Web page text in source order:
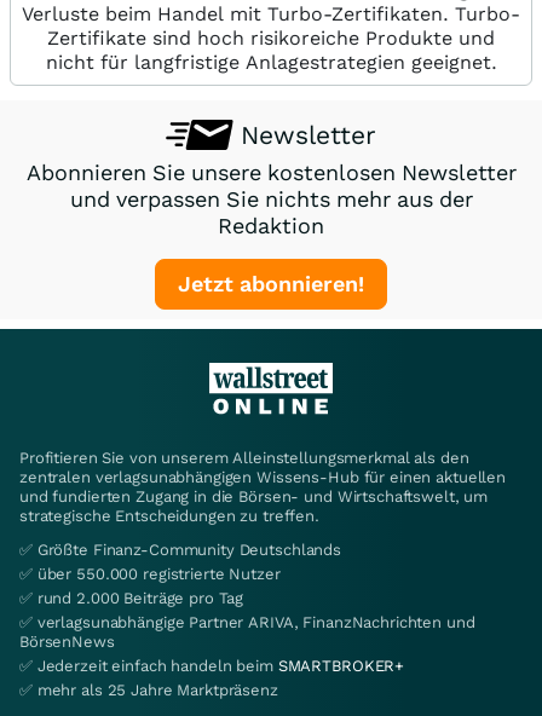
Verluste beim Handel mit Turbo-Zertifikaten. Turbo-
Zertifikate sind hoch risikoreiche Produkte und
nicht für langfristige Anlagestrategien geeignet.
Newsletter
Abonnieren Sie unsere kostenlosen Newsletter
und verpassen Sie nichts mehr aus der
Redaktion
Jetzt abonnieren!
Profitieren Sie von unserem Alleinstellungsmerkmal als den
zentralen verlagsunabhängigen Wissens-Hub für einen aktuellen
und fundierten Zugang in die Börsen- und Wirtschaftswelt, um
strategische Entscheidungen zu treffen.
✅ Größte Finanz-Community Deutschlands
✅ über 550.000 registrierte Nutzer
✅ rund 2.000 Beiträge pro Tag
✅ verlagsunabhängige Partner ARIVA, FinanzNachrichten und
BörsenNews
✅ Jederzeit einfach handeln beim SMARTBROKER+
✅ mehr als 25 Jahre Marktpräsenz